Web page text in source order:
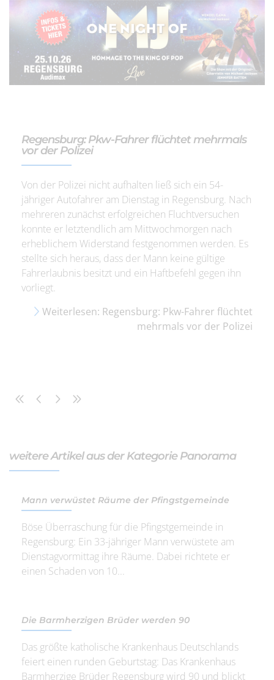
Regensburg: Pkw-Fahrer flüchtet mehrmals
vor der Polizei
Von der Polizei nicht aufhalten ließ sich ein 54-
jähriger Autofahrer am Dienstag in Regensburg. Nach
mehreren zunächst erfolgreichen Fluchtversuchen
konnte er letztendlich am Mittwochmorgen nach
erheblichem Widerstand festgenommen werden. Es
stellte sich heraus, dass der Mann keine gültige
Fahrerlaubnis besitzt und ein Haftbefehl gegen ihn
vorliegt.
Weiterlesen: Regensburg: Pkw-Fahrer flüchtet
mehrmals vor der Polizei
weitere Artikel aus der Kategorie Panorama
Mann verwüstet Räume der Pfingstgemeinde
Böse Überraschung für die Pfingstgemeinde in
Regensburg: Ein 33-jähriger Mann verwüstete am
Dienstagvormittag ihre Räume. Dabei richtete er
einen Schaden von 10...
Die Barmherzigen Brüder werden 90
Das größte katholische Krankenhaus Deutschlands
feiert einen runden Geburtstag: Das Krankenhaus
Barmherzige Brüder Regensburg wird 90 und blickt